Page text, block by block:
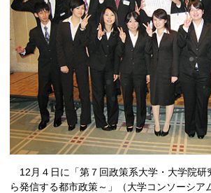
12月４日に「第７回政策系大学・大学院研
ら発信する都市政策～」（大学コンソーシア